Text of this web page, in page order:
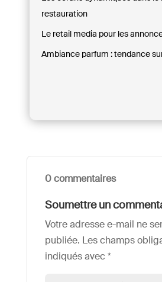
restauration
Le retail media pour les
Ambiance parfum : tendance
0 commentaires
Soumettre un
Votre adresse e-mail ne
publiée. Les champs
indiqués avec*